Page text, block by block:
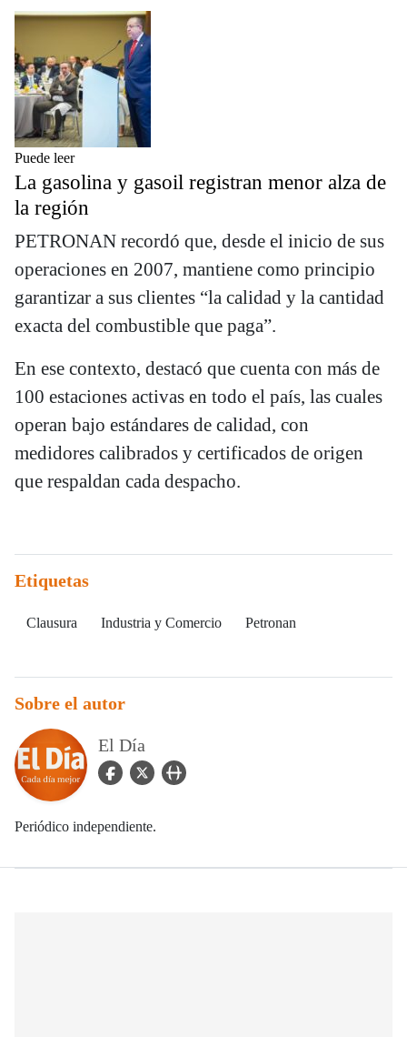
Puede leer
La gasolina y gasoil registran menor alza de
la región
PETRONAN recordó que, desde el inicio de sus
operaciones en 2007, mantiene como principio
garantizar a sus clientes “la calidad y la cantidad
exacta del combustible que paga”.
En ese contexto, destacó que cuenta con más de
100 estaciones activas en todo el país, las cuales
operan bajo estándares de calidad, con
medidores calibrados y certificados de origen
que respaldan cada despacho.
Etiquetas
Clausura Industria y Comercio Petronan
Sobre el autor
El Día
facebook Icon
twitter Iconuser_url Icon
Periódico independiente.